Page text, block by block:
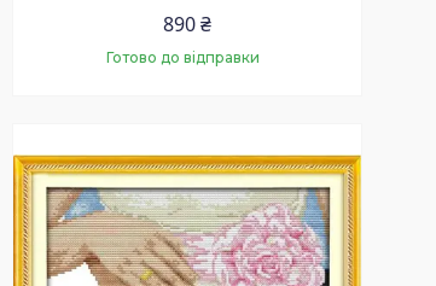
890 ₴
Готово до відправки